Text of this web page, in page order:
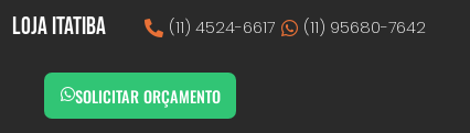
Loja Itatiba (11) 4524-6617 (11) 95680-7642
SOLICITAR ORÇAMENTO